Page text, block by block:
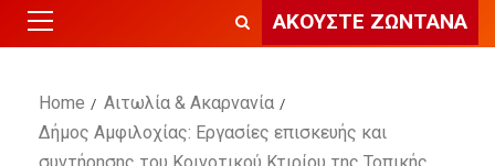
ΑΚΟΎΣΤΕ ΖΩΝΤΑΝΆ
Home
Αιτωλία & Ακαρνανία
Δήμος Αμφιλοχίας: Εργασίες επισκευής και